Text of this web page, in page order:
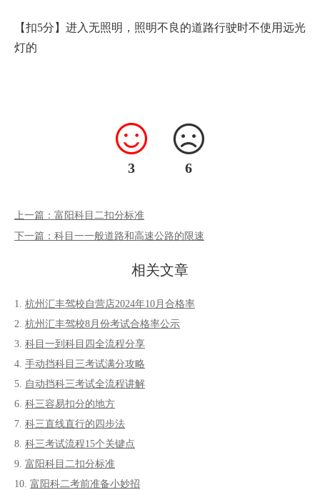
【扣5分】进入无照明，照明不良的道路行驶时不使用远光
灯的
3 6
上一篇：富阳科目二扣分标准
下一篇：科目一一般道路和高速公路的限速
相关文章
杭州汇丰驾校自营店2024年10月合格率
杭州汇丰驾校8月份考试合格率公示
科目一到科目四全流程分享
手动挡科目三考试满分攻略
自动挡科三考试全流程讲解
科三容易扣分的地方
科三直线直行的四步法
科三考试流程15个关键点
富阳科目二扣分标准
富阳科二考前准备小妙招